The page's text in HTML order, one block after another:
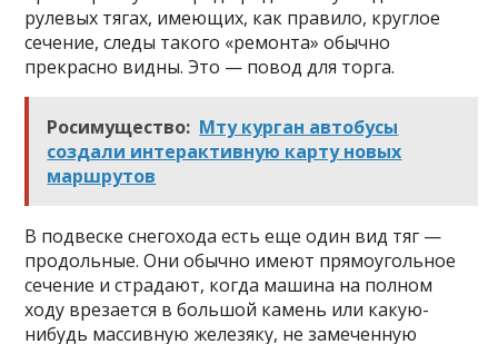
рулевых тягах, имеющих, как правило, круглое
сечение, следы такого «ремонта» обычно
прекрасно видны. Это — повод для торга.
Росимущество: Мту курган автобусы
создали интерактивную карту новых
маршрутов
В подвеске снегохода есть еще один вид тяг —
продольные. Они обычно имеют прямоугольное
сечение и страдают, когда машина на полном
ходу врезается в большой камень или какую-
нибудь массивную железяку, не замеченную